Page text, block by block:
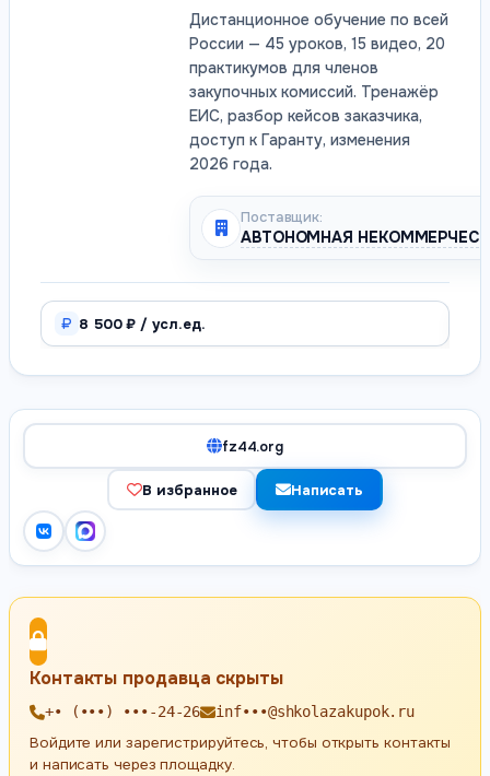
Дистанционное обучение по всей
России — 45 уроков, 15 видео, 20
практикумов для членов
закупочных комиссий. Тренажёр
ЕИС, разбор кейсов заказчика,
доступ к Гаранту, изменения
2026 года.
Поставщик:
АВТОНОМНАЯ
8 500 ₽ / усл.ед.
fz44.org
В избранное Написать
Контакты продавца скрыты
+• (•••) •••-24-26 inf•••@shkolazakupok.ru
Войдите или зарегистрируйтесь, чтобы открыть контакты
и написать через площадку.